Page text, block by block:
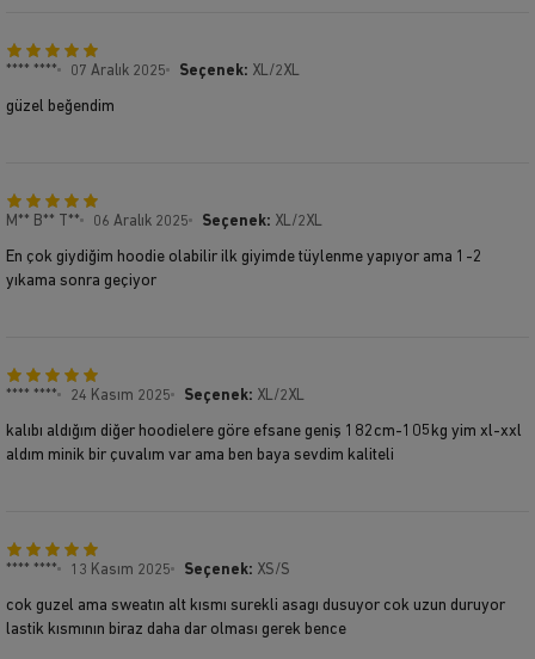
**** **** 07 Aralık 2025 Seçenek: XL/2XL
güzel beğendim
M** B** T** 06 Aralık 2025 Seçenek: XL/2XL
En çok giydiğim hoodie olabilir ilk giyimde tüylenme yapıyor ama 1-2
yıkama sonra geçiyor
**** **** 24 Kasım 2025 Seçenek: XL/2XL
kalıbı aldığım diğer hoodielere göre efsane geniş 182cm-105kg yim xl-xxl
aldım minik bir çuvalım var ama ben baya sevdim kaliteli
**** **** 13 Kasım 2025 Seçenek: XS/S
cok guzel ama sweatın alt kısmı surekli asagı dusuyor cok uzun duruyor
lastik kısmının biraz daha dar olması gerek bence